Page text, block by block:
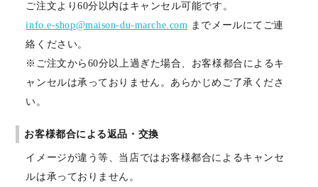
ご注文より60分以内はキャンセル可能です。
info.e-shop@maison-du-marche.com までメールにてご連
絡ください。
※ご注文から60分以上過ぎた場合、お客様都合によるキ
ャンセルは承っておりません。あらかじめご了承くださ
い。
お客様都合による返品・交換
イメージが違う等、当店ではお客様都合によるキャンセ
ルは承っておりません。